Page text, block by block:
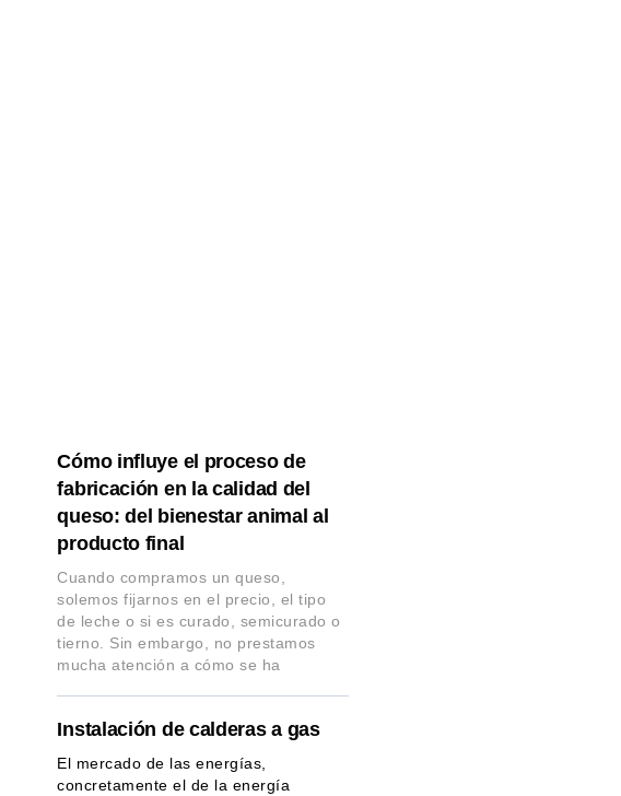
Cómo influye el proceso de
fabricación en la calidad del
queso: del bienestar animal al
producto final
Cuando compramos un queso,
solemos fijarnos en el precio, el tipo
de leche o si es curado, semicurado o
tierno. Sin embargo, no prestamos
mucha atención a cómo se ha
Instalación de calderas a gas
El mercado de las energías,
concretamente el de la energía